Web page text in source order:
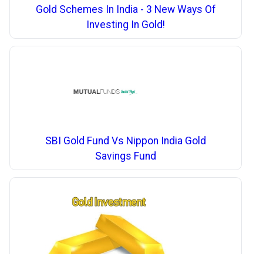
Gold Schemes In India - 3 New Ways Of
Investing In Gold!
SBI Gold Fund Vs Nippon India Gold
Savings Fund